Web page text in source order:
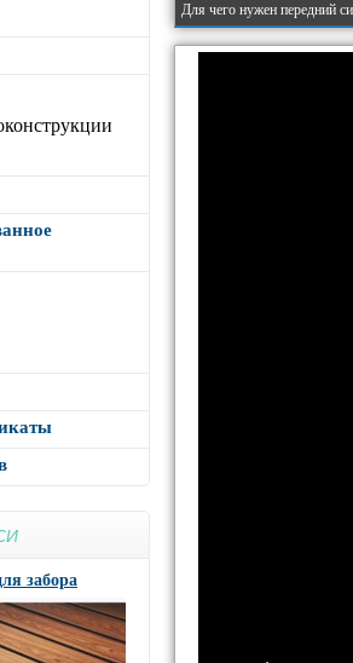
забора
Для чего нужен передний